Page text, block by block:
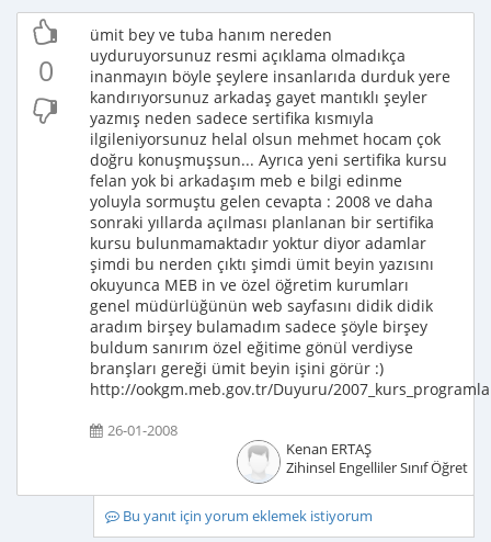
0
ümit bey ve tuba hanım nereden
uyduruyorsunuz resmi açıklama olmadıkça
inanmayın böyle şeylere insanlarıda durduk yere
kandırıyorsunuz arkadaş gayet mantıklı şeyler
yazmış neden sadece sertifika kısmıyla
ilgileniyorsunuz helal olsun mehmet hocam çok
doğru konuşmuşsun... Ayrıca yeni sertifika kursu
felan yok bi arkadaşım meb e bilgi edinme
yoluyla sormuştu gelen cevapta : 2008 ve daha
sonraki yıllarda açılması planlanan bir sertifika
kursu bulunmamaktadır yoktur diyor adamlar
şimdi bu nerden çıktı şimdi ümit beyin yazısını
okuyunca MEB in ve özel öğretim kurumları
genel müdürlüğünün web sayfasını didik didik
aradım birşey bulamadım sadece şöyle birşey
buldum sanırım özel eğitime gönül verdiyse
branşları gereği ümit beyin işini görür :)
http://ookgm.meb.gov.tr/Duyuru/
26-01-2008
Kenan ERTAŞ
Zihinsel Engelliler Sınıf
Bu yanıt için yorum eklemek istiyorum